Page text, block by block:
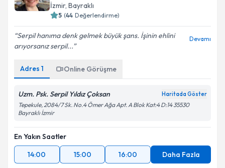
İzmir, Bayraklı
5 (44 Değerlendirme)
Serpil hanıma denk gelmek büyük şans. İşinin ehlini
arıyorsanız serpil...
Devamı
Adres 1 Online Görüşme
Uzm. Psk. Serpil Yıldız Çoksan Haritada Göster
Tepekule, 2084/7 Sk. No.4 Ömer Ağa Apt. A Blok Kat:4 D:14 35530
Bayraklı İzmir
En Yakın Saatler
14:00
15:00 16:00 Daha Fazla